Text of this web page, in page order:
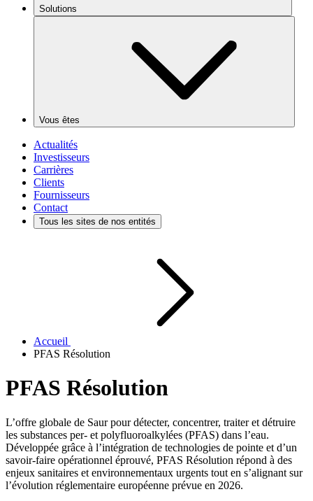
Solutions
Vous êtes
Actualités
Investisseurs
Carrières
Clients
Fournisseurs
Contact
Tous les sites de nos entités
Accueil
PFAS Résolution
PFAS Résolution
L’offre globale de Saur pour détecter, concentrer, traiter et détruire
les substances per- et polyfluoroalkylées (PFAS) dans l’eau.
Développée grâce à l’intégration de technologies de pointe et d’un
savoir-faire opérationnel éprouvé, PFAS Résolution répond à des
enjeux sanitaires et environnementaux urgents tout en s’alignant sur
l’évolution réglementaire européenne prévue en 2026.